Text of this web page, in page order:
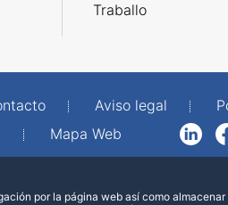
Traballo
Aviso legal
Mapa Web
LinkedInFacebook
por la página web así como